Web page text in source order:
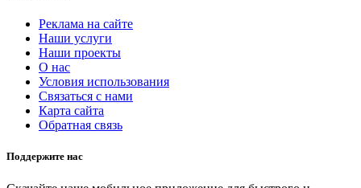
Реклама на сайте
Наши услуги
Наши проекты
О нас
Условия использования
Связаться с нами
Карта сайта
Обратная связь
Поддержите нас